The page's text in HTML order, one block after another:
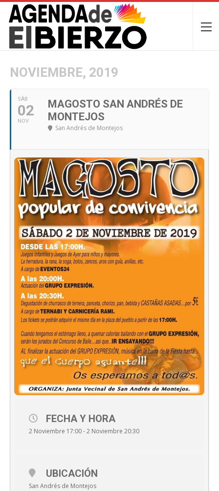
NOVIEMBRE, 2019
SÁB
02
NOV
MAGOSTO SAN ANDRÉS DE
MONTEJOS
San Andrés de Montejos
FECHA Y HORA
2 Noviembre 17:00 - 2 Noviembre 20:30
UBICACIÓN
San Andrés de Montejos